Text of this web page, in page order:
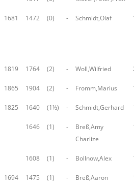
1681 1472 (0) - Schmidt,Olaf
1819 1764 (2) - Woll,Wilfried
1865 1904 (2) - Fromm,Marius
1825 1640 (1½) - Schmidt,Gerhard
1646 (1) -
Breß,Amy
Charlize
1608 (1) - Bollnow,Alex
1694 1475 (1) - Breß,Aaron